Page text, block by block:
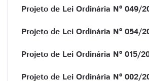
Projeto de Lei Ordinária Nº 049/
Projeto de Lei Ordinária Nº 054/
Projeto de Lei Ordinária Nº 015/
Projeto de Lei Ordinária Nº 002/